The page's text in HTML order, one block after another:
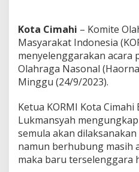
C
i
m
a
h
u
i
I
n
f
r
Kota Cimahi – Komite
Masyarakat Indonesia
menyelenggarakan acara
Olahraga Nasonal
Minggu (24/9/2023).
Ketua KORMI Kota Cimahi
Lukmansyah
semula akan
namun berhubung masih
maka baru terselenggara